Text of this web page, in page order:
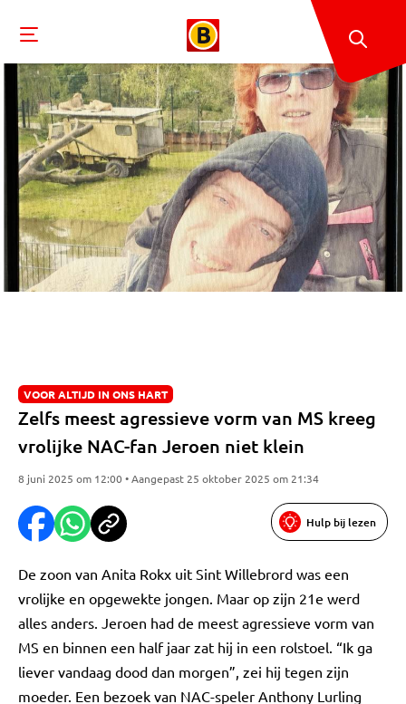
VOOR ALTIJD IN ONS HART
Zelfs meest agressieve vorm van MS kreeg
vrolijke NAC-fan Jeroen niet klein
8 juni 2025 om 12:00 • Aangepast 25 oktober 2025 om 21:34
Hulp bij lezen
De zoon van Anita Rokx uit Sint Willebrord was een
vrolijke en opgewekte jongen. Maar op zijn 21e werd
alles anders. Jeroen had de meest agressieve vorm van
MS en binnen een half jaar zat hij in een rolstoel. “Ik ga
liever vandaag dood dan morgen”, zei hij tegen zijn
moeder. Een bezoek van NAC-speler Anthony Lurling